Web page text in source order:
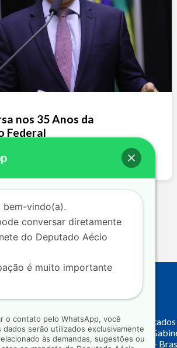
nos 35 Anos da
Federal
Câmara dos Deputados
Principal, Ala C –
CEP: 70.160-900 –
bem-vindo(a).
conversar diretamente
do Deputado Aécio
é muito importante
o contato pelo WhatsApp, você
serão utilizados exclusivamente
às demandas, sugestões ou